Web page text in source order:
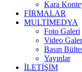
Kara
FİRMALAR
MULTİMEDYA
Foto Galeri
Video
Basın
Yayınlar
İLETİŞİM